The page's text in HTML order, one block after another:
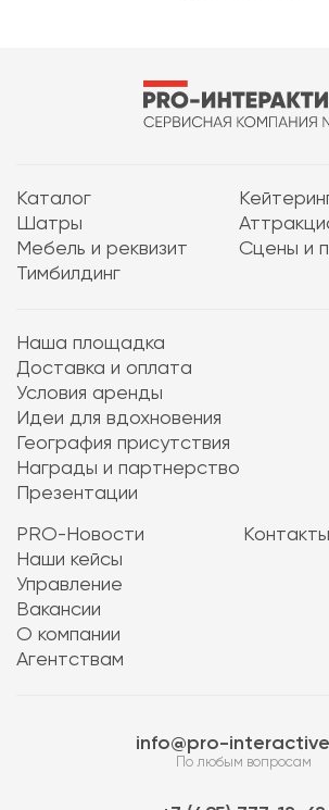
Каталог
Шатры
Мебель и реквизит
Сцены и
Тимбилдинг
Наша площадка
Доставка и оплата
Условия аренды
Идеи для вдохновения
География присутствия
Награды и партнерство
Презентации
PRO-Новости
Наши кейсы
Управление
Вакансии
О компании
Агентствам
Контакты
info@pro-
По любым вопросам